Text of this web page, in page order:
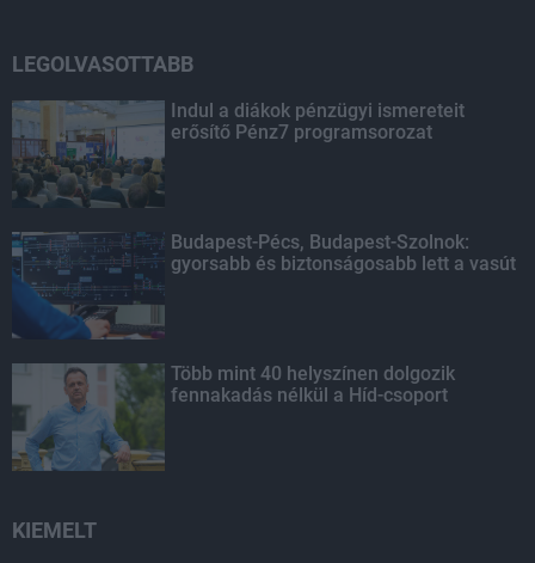
LEGOLVASOTTABB
Indul a diákok pénzügyi ismereteit
erősítő Pénz7 programsorozat
Budapest-Pécs, Budapest-Szolnok:
gyorsabb és biztonságosabb lett a vasút
Több mint 40 helyszínen dolgozik
fennakadás nélkül a Híd-csoport
KIEMELT